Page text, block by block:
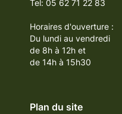
Tel: 05 62 71 22 83
Horaires d'ouverture :
Du lundi au vendredi
de 8h à 12h et
de 14h à 15h30
Plan du site